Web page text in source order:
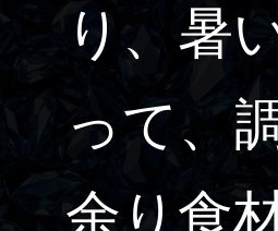
り、暑
って、
余り食